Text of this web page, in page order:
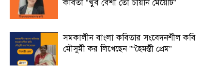
কবিতা “খুব বেশী তো চায়নি মেয়েটি”
সমকালীন বাংলা কবিতার সংবেদনশীল কবি
মৌসুমী কর লিখেছেন ”“হৈমন্তী প্রেম”